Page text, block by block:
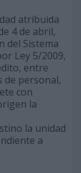
atribuida
4 de abril,
del Sistema
Ley 5/2009,
entre
de personal,
con
la
la unidad
a